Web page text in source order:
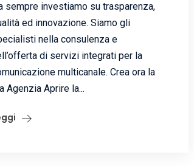
sempre investiamo su trasparenza,
ed innovazione. Siamo gli
nella consulenza e
di servizi integrati per la
multicanale. Crea ora la
Agenzia Aprire la...